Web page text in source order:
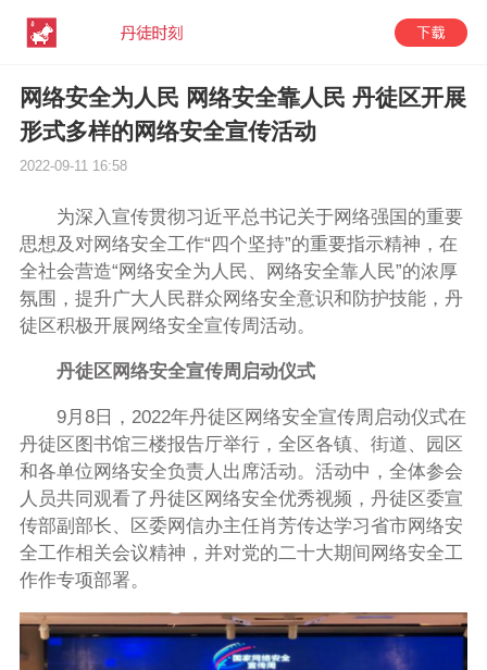
网络安全为人民 网络安全靠人民 丹徒区开展
形式多样的网络安全宣传活动
2022-09-11 16:58
为深入宣传贯彻习近平总书记关于网络强国的重要
思想及对网络安全工作“四个坚持”的重要指示精神，在
全社会营造“网络安全为人民、网络安全靠人民”的浓厚
氛围，提升广大人民群众网络安全意识和防护技能，丹
徒区积极开展网络安全宣传周活动。
丹徒区网络安全宣传周启动仪式
9月8日，2022年丹徒区网络安全宣传周启动仪式在
丹徒区图书馆三楼报告厅举行，全区各镇、街道、园区
和各单位网络安全负责人出席活动。活动中，全体参会
人员共同观看了丹徒区网络安全优秀视频，丹徒区委宣
传部副部长、区委网信办主任肖芳传达学习省市网络安
全工作相关会议精神，并对党的二十大期间网络安全工
作作专项部署。